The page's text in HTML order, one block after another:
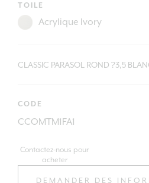
TOILE
CLASSIC PARASOL ROND ?3,5
CODE
CCOMTM1FA1
Contactez-nous pour
acheter
DEMANDER DES